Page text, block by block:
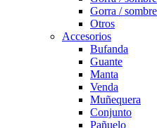
Gorra /
Otros
Accesorios
Bufanda
Guante
Manta
Venda
Muñequera
Conjunto
Pañuelo